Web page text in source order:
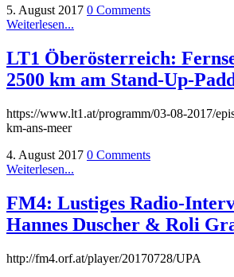
5. August 2017 0 Comments
Weiterlesen...
LT1 Öberösterreich:
2500 km am Stand-Up-
https://www.lt1.at/programm/03-08-2017/
km-ans-meer
4. August 2017 0 Comments
Weiterlesen...
FM4: Lustiges Radio-
Hannes Duscher & Roli
http://fm4.orf.at/player/20170728/UPA